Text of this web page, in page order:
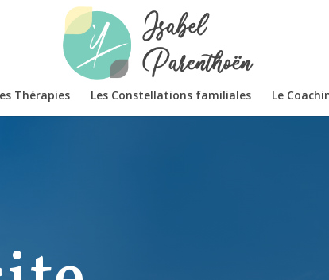
Thérapies Les Constellations familiales Le